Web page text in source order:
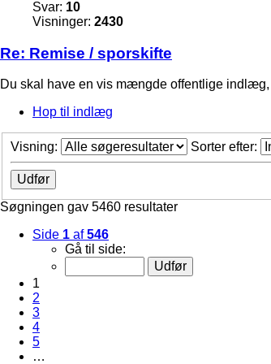
Svar: 10
Visninger: 2430
Re: Remise / sporskifte
Du skal have en vis mængde offentlige
Hop til indlæg
Visning: Sorter efter:
Søgningen gav 5460 resultater
Side 1 af546
Gå til side:
1
2
3
4
5
…